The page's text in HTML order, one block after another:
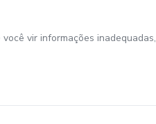
vir informações inadequadas,